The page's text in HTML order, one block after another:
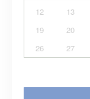
12
13
19
20
26
27